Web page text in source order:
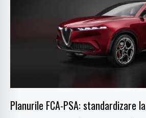
Planurile FCA-PSA: standardizare